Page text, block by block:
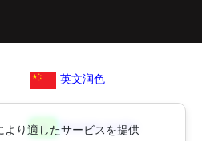
り適したサービスを提供
英文润色
Revisão Inglês